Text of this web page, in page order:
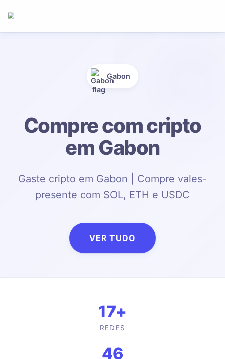
Gabon
Compre com cripto
em Gabon
Gaste cripto em Gabon | Compre vales-
presente com SOL, ETH e USDC
VER TUDO
17+
REDES
46